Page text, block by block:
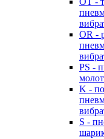
OR -
PS -
K -
S -